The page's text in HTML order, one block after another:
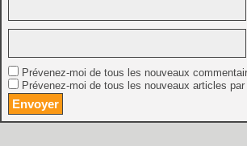
Prévenez-moi de tous les nouveaux
Prévenez-moi de tous les nouveaux articles par